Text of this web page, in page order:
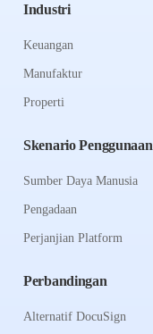
Industri
Keuangan
Manufaktur
Properti
Skenario Penggunaan
Sumber Daya Manusia
Pengadaan
Perjanjian Platform
Perbandingan
Alternatif DocuSign